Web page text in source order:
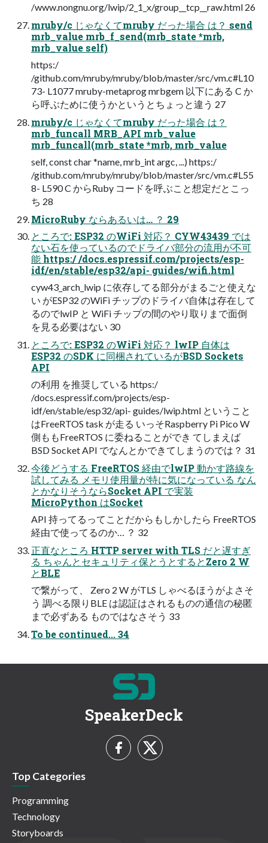
/www.nongnu.org/lwip/2_1_x/group__tcp__raw.html 26
mruby/c じゃなくてmruby だった場合 は？ send
mrb_value mrb_f_send(mrb_state *mrb,
mrb_value self)
https:/
/github.com/mruby/mruby/blob/master/src/vm.c#L10
73- L1077 mruby-metaprog mrbgem 以下にある C か
ら呼ぶために使うかというとちょっと違う 27
mruby/c じゃなくてmruby だった場合 は？
mrb_funcall MRB_API mrb_value
mrb_funcall(mrb_state *mrb, mrb_value
self, const char *name, mrb_int argc, ...) https:/
/github.com/mruby/mruby/blob/master/src/vm.c#L55
8- L590 C からRuby コードを呼ぶこと想定だとこっ
ち 28
MicroRuby ならあるいは… ？ 29
ところで: ESP32 のWiFi 対応？ CYW43439 では
ない石を使っているのでドライバ部分の流用が不可
能 https:/ /docs.espressif.com/projects/esp-
idf/en/stable/esp32/api- guides/wifi.html
cyw43_arch_lwip に依存してる部分がまるごと使えな
い がESP32 のWiFi チップのドライバ自体は存在して
るのでlwIP と WiFi チップの間のやり取りまで面倒
を見る必要はない 30
ところで: ESP32 のWiFi 対応？ lwIP 自体は
ESP32 のSDK に同梱されているがBSD Sockets
API
の利用 を推奨している https:/
/docs.espressif.com/projects/esp-
idf/en/stable/esp32/api- guides/lwip.html ということ
はFreeRTOS task が走る いっそRaspberry Pi Pico W
側ももFreeRTOS に委ねることができ てしまえば
BSD Socket API でなんとかできてしまうのでは？ 31
今後どうする FreeRTOS 経由でlwIP 動かす路線を
試してみる メモリ使用量が特に気になっている なん
とかなりそうならSocket API で実装
MicroPython はSocket
API 持ってるってことだからもしかしたら FreeRTOS
経由で使ってるのか… ？ 32
正直なところ HTTP server with TLS だと遅すぎ
る ちゃんとセキュリティ保とうとするとZero 2 W
とBLE
で繋がって、 Zero 2 W がTLS しゃべるほうがよさそ
う 調べる限りBLE は認証はされるものの通信の秘匿
まで必ずある ものではなさそう 33
To be continued... 34
SpeakerDeck
Top Categories
Programming
Technology
Storyboards